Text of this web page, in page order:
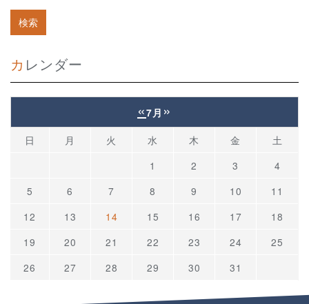
カレンダー
«7月 »
日 月 火 水 木 金
土
1
2 3
4
5
6 7 8 9 10
11
12
13 14 15 16 17
18
19
20 21 22 23 24
25
26
27 28 29 30 31